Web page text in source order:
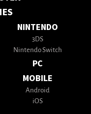
NINTENDO
3DS
Nintendo Switch
PC
MOBILE
Android
iOS